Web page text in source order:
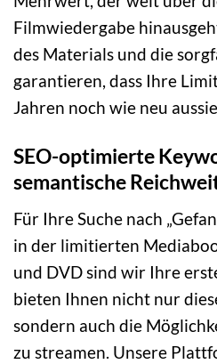
Filmwiedergabe
des Materials und die
garantieren, dass Ihre
Jahren noch wie neu
SEO-optimierte
semantische
Für Ihre Suche nach
in der limitierten
und DVD sind wir Ihre
bieten Ihnen nicht nur
sondern auch die
zu streamen. Unsere